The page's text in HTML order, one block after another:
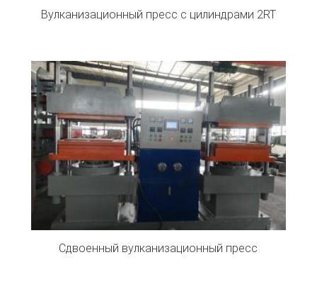
Вулканизационный пресс с цилиндрами 2RT
Сдвоенный вулканизационный пресс